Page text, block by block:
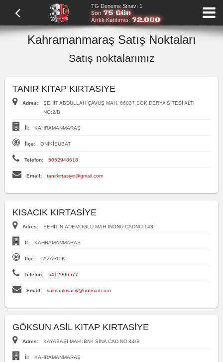
TG Deneme Sınavı 1
Son 75 Gün
Anlık Katılımcı: 72.000
Kahramanmaraş Satış Noktaları
Satış noktalarımız
TANIR KITAP KIRTASIYE
Adres:
ŞEHİT ABDULLAH ÇAVUŞ MAH. 66037 SOK DERYA SİTESİ ALTI
NO:2/B
İl: KAHRAMANMARAŞ
İlçe: ONİKİŞUBAT
Telefon: 5052948618
Email: tanirkirtasiye@gmail.com
KISACIK KIRTASİYE
Adres: SEHİT N.ADEMOGLU MAH INÖNÜ CADNO:143
İl: KAHRAMANMARAŞ
İlçe: PAZARCIK
Telefon: 5412906577
Email: salmankisacik@hotmail.com
GÖKSUN ASİL KITAP KIRTASİYE
Adres: KAYABAŞI MAH İBN-İ SİNA CAD NO:44/B
İl: KAHRAMANMARAŞ